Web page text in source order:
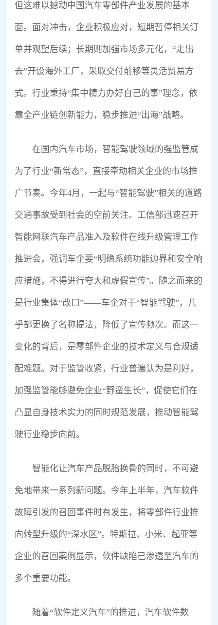
但这难以撼动中国汽车零部件产业发展的基本
面。面对冲击，企业积极应对，短期暂停相关订
单并观望后续；长期则加强市场多元化，“走出
去”开设海外工厂，采取交付前移等灵活贸易方
式。行业秉持“集中精力办好自己的事”理念，依
靠全产业链创新能力，稳步推进“出海”战略。
在国内汽车市场，智能驾驶领域的强监管成
为了行业“新常态”，直接牵动相关企业的市场推
广节奏。今年4月，一起与“智能驾驶”相关的道路
交通事故受到社会的空前关注。工信部迅速召开
智能网联汽车产品准入及软件在线升级管理工作
推进会，强调车企要“明确系统功能边界和安全响
应措施，不得进行夸大和虚假宣传”。随之而来的
是行业集体“改口”——车企对于“智能驾驶”，几
乎都更换了名称提法，降低了宣传频次。而这一
变化的背后，是零部件企业的技术定义与合规适
配难题。对于监管收紧，行业普遍认为是利好，
加强监管能够避免企业“野蛮生长”，促使它们在
凸显自身技术实力的同时规范发展，推动智能驾
驶行业稳步向前。
智能化让汽车产品脱胎换骨的同时，不可避
免地带来一系列新问题。今年上半年，汽车软件
故障引发的召回事件时有发生，将零部件行业推
向转型升级的“深水区”。特斯拉、小米、起亚等
企业的召回案例显示，软件缺陷已渗透至汽车的
多个重要功能。
随着“软件定义汽车”的推进，汽车软件数